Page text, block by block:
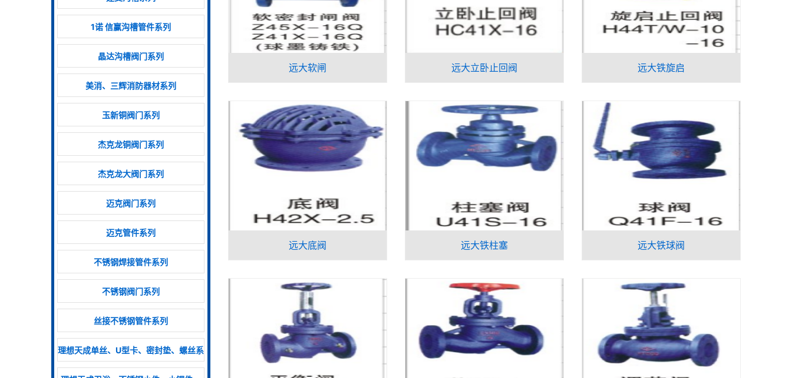
1诺 信赢沟槽管件系列
晶达沟槽阀门系列
美消、三辉消防器材系列
玉新铜阀门系列
杰克龙铜阀门系列
杰克龙大阀门系列
迈克阀门系列
迈克管件系列
不锈钢焊接管件系列
不锈钢阀门系列
丝接不锈钢管件系列
理想天成单丝、U型卡、密封垫、螺丝系
列
远大软闸 远大立卧止回阀 远大铁旋启
远大底阀 远大铁柱塞 远大铁球阀